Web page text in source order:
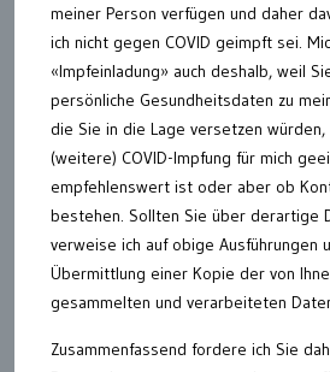
meiner Person verfügen und daher
ich nicht gegen COVID geimpft sei.
«Impfeinladung» auch deshalb, weil
persönliche Gesundheitsdaten zu
die Sie in die Lage versetzen
(weitere) COVID-Impfung für mich
empfehlenswert ist oder aber ob
bestehen. Sollten Sie über derartige
verweise ich auf obige Ausführungen
Übermittlung einer Kopie der von
gesammelten und verarbeiteten
Zusammenfassend fordere ich Sie